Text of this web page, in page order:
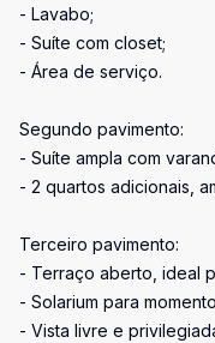
- Lavabo;
- Suíte com closet;
- Área de serviço.
Segundo pavimento:
- Suíte ampla com
- 2 quartos adicionais,
Terceiro pavimento:
- Terraço aberto, ideal
- Solarium para
- Vista livre e